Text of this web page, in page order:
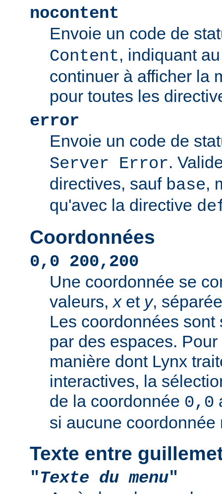
nocontent
Envoie un code de
Content, indiquant
continuer à afficher la
pour toutes les
error
Envoie un code de
Server Error.
directives, sauf base,
qu'avec la directive
Coordonnées
0,0 200,200
Une coordonnée se
valeurs,xet y,
Les coordonnées
par des espaces.
manière dont Lynx
interactives, la
de la coordonnée 0,0
si aucune
Texte entre
"Texte du menu"